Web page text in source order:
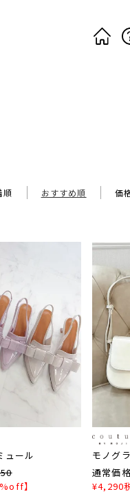
順 おすすめ順 価
ュール
】
モノグ
通常価
¥4,290